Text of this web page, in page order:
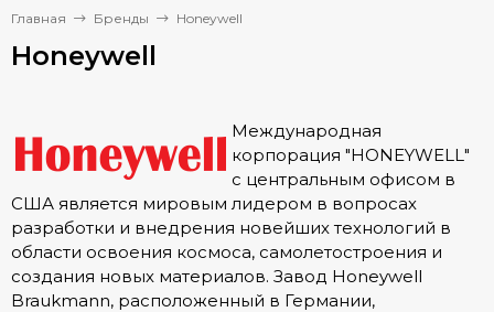
Главная Бренды Honeywell
Honeywell
Международная
корпорация "HONEYWELL"
с центральным офисом в
США является мировым лидером в вопросах
разработки и внедрения новейших технологий в
области освоения космоса, самолетостроения и
создания новых материалов. Завод Honeywell
Braukmann, расположенный в Германии,